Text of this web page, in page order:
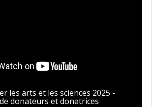
les arts et les sciences 2025 -
donateurs et donatrices